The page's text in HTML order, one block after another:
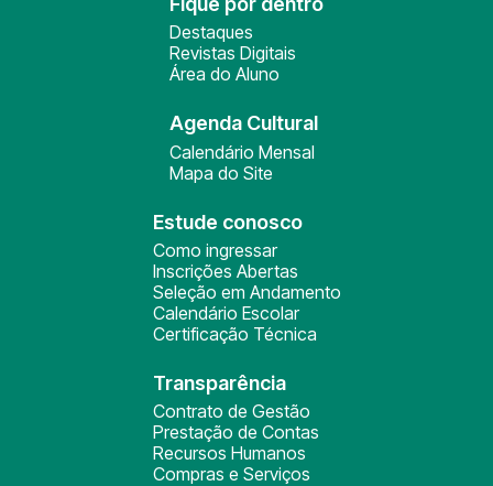
Destaques
Revistas Digitais
Área do Aluno
Agenda Cultural
Calendário Mensal
Mapa do Site
Estude conosco
Como ingressar
Inscrições Abertas
Seleção em Andamento
Calendário Escolar
Certificação Técnica
Transparência
Contrato de Gestão
Prestação de Contas
Recursos Humanos
Compras e Serviços